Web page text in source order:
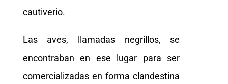
cautiverio.
Las aves, llamadas negrillos, se
encontraban en ese lugar para ser
comercializadas en forma clandestina